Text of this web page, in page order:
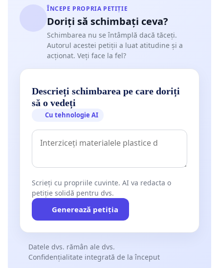
ÎNCEPE PROPRIA PETIȚIE
Doriți să schimbați ceva?
Schimbarea nu se întâmplă dacă tăceți.
Autorul acestei petiții a luat atitudine și a
acționat. Veți face la fel?
Descrieți schimbarea pe care doriți
să o vedeți
Cu tehnologie AI
Scrieți cu propriile cuvinte. AI va redacta o
petiție solidă pentru dvs.
Generează petiția
Datele dvs. rămân ale dvs.
Confidențialitate integrată de la început